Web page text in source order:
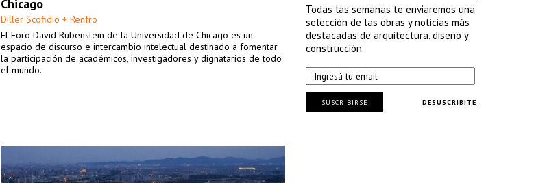
Chicago
Diller Scofidio + Renfro
El Foro David Rubenstein de la Universidad de Chicago es un
espacio de discurso e intercambio intelectual destinado a fomentar
la participación de académicos, investigadores y dignatarios de todo
el mundo.
Todas las semanas te enviaremos una
selección de las obras y noticias más
destacadas de arquitectura, diseño y
construcción.
DESUSCRIBITE
SUSCRIBIRSE